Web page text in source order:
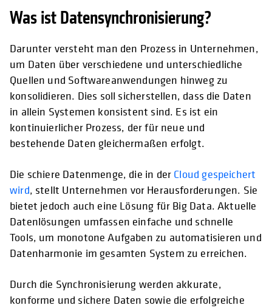
Was ist Datensynchronisierung?
Darunter versteht man den Prozess in Unternehmen,
um Daten über verschiedene und unterschiedliche
Quellen und Softwareanwendungen hinweg zu
konsolidieren. Dies soll sicherstellen, dass die Daten
in allein Systemen konsistent sind. Es ist ein
kontinuierlicher Prozess, der für neue und
bestehende Daten gleichermaßen erfolgt.
Die schiere Datenmenge, die in der Cloud gespeichert
wird, stellt Unternehmen vor Herausforderungen. Sie
bietet jedoch auch eine Lösung für Big Data. Aktuelle
Datenlösungen umfassen einfache und schnelle
Tools, um monotone Aufgaben zu automatisieren und
Datenharmonie im gesamten System zu erreichen.
Durch die Synchronisierung werden akkurate,
konforme und sichere Daten sowie die erfolgreiche